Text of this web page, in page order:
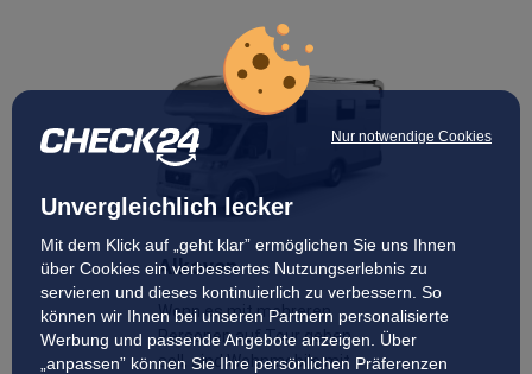
Nur notwendige Cookies
Unvergleichlich lecker
Mit dem Klick auf „geht klar” ermöglichen Sie uns Ihnen
über Cookies ein verbessertes Nutzungserlebnis zu
servieren und dieses kontinuierlich zu verbessern. So
können wir Ihnen bei unseren Partnern personalisierte
Werbung und passende Angebote anzeigen. Über
„anpassen” können Sie Ihre persönlichen Präferenzen
Alkoven
Wenn es mit mehreren
Personen auf Tour gehen
soll, sind Wohnmobile mit